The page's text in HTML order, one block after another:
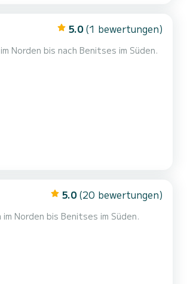
5.0 (1 bewertungen)
Norden bis nach Benitses im Süden.
5.0 (20 bewertungen)
Norden bis Benitses im Süden.